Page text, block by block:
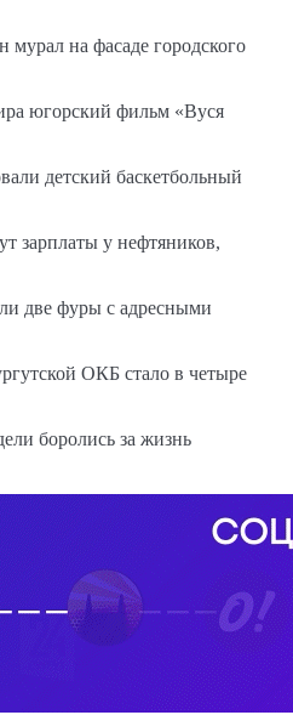
на фасаде городского
югорский фильм «Вуся
детский баскетбольный
зарплаты у нефтяников,
две фуры с адресными
ОКБ стало в четыре
боролись за жизнь